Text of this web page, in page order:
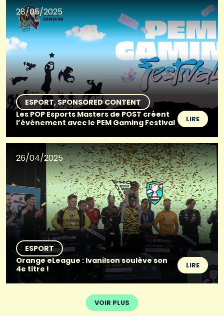
28/05/2025
ESPORT SPONSORED CONTENT
Les POP Esports Masters de POST créent
l’événement avec le PEM Gaming Festival
LIRE
26/04/2025
ESPORT
Orange eLeague : Ivanilson soulève son
4e titre !
LIRE
VOIR PLUS